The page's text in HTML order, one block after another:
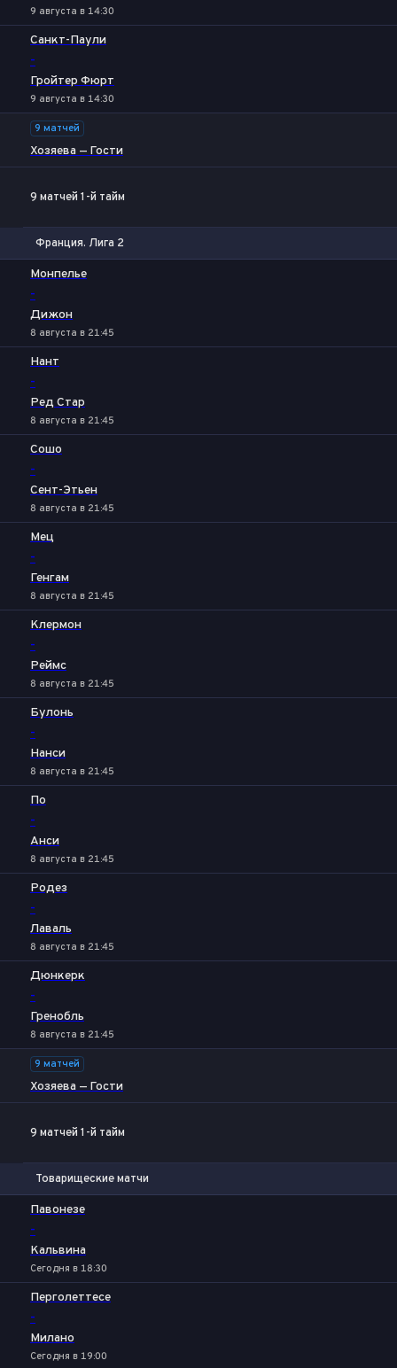
9 августа в 14:30
Санкт-Паули
-
Гройтер Фюрт
9 августа в 14:30
9 матчей
Хозяева — Гости
9 матчей 1-й тайм
Франция. Лига 2
Монпелье
-
Дижон
8 августа в 21:45
Нант
-
Ред Стар
8 августа в 21:45
Сошо
-
Сент-Этьен
8 августа в 21:45
Мец
-
Генгам
8 августа в 21:45
Клермон
-
Реймс
8 августа в 21:45
Булонь
-
Нанси
8 августа в 21:45
По
-
Анси
8 августа в 21:45
Родез
-
Лаваль
8 августа в 21:45
Дюнкерк
-
Гренобль
8 августа в 21:45
9 матчей
Хозяева — Гости
9 матчей 1-й тайм
Товарищеские матчи
Павонезе
-
Кальвина
Сегодня в 18:30
Перголеттесе
-
Милано
Сегодня в 19:00